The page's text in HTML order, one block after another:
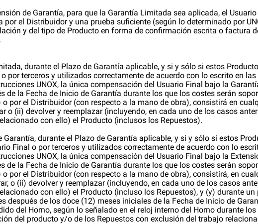
de Garantía, para que la Garantía Limitada sea aplicada, el
el Distribuidor y una prueba suficiente (según lo determinado por
y del tipo de Producto en forma de confirmación escrita o factura
durante el Plazo de Garantía aplicable, y si y sólo si estos
por terceros y utilizados correctamente de acuerdo con lo escrito en las
UNOX, la única compensación del Usuario Final bajo la
de la Fecha de Inicio de Garantía durante los que los costes serán
por el Distribuidor (con respecto a la mano de obra), consistirá en
o (ii) devolver y reemplazar (incluyendo, en cada uno de los casos
con ello) el Producto (inclusos los Repuestos).
durante el Plazo de Garantía aplicable, y si y sólo si estos
Final o por terceros y utilizados correctamente de acuerdo con lo
UNOX, la única compensación del Usuario Final bajo la
de la Fecha de Inicio de Garantía durante los que los costes serán
por el Distribuidor (con respecto a la mano de obra), consistirá, en
o (ii) devolver y reemplazar (incluyendo, en cada uno de los casos
con ello) el Producto (incluso los Repuestos), y (y) durante un
después de los doce (12) meses iniciales de la Fecha de Inicio de
del Horno, según lo señalado en el reloj interno del Horno durante
del producto y/o de los Repuestos con exclusión del trabajo